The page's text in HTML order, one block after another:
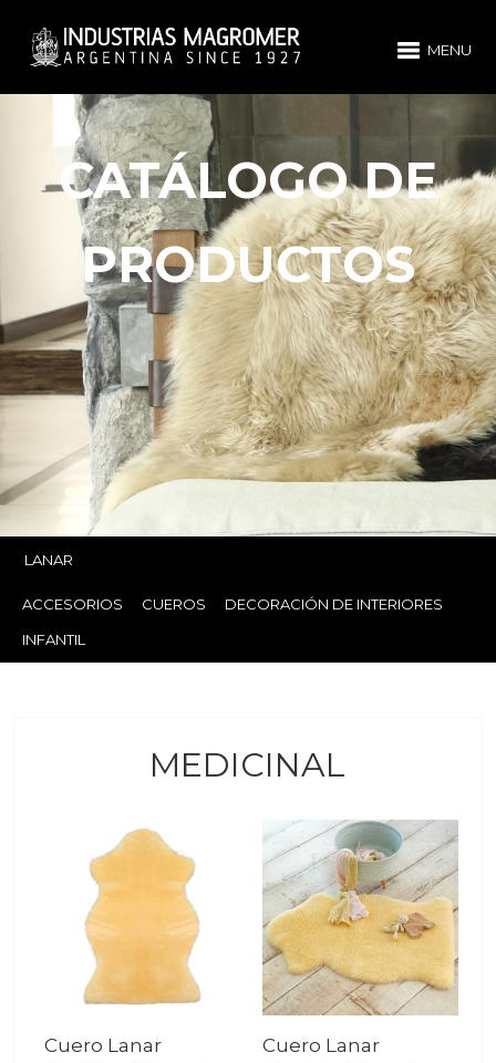
MENU
CATÁLOGO DE
PRODUCTOS
LANAR
ACCESORIOS CUEROS
DECORACIÓN DE INTERIORES
INFANTIL
MEDICINAL
Cuero Lanar
Cuero Lanar